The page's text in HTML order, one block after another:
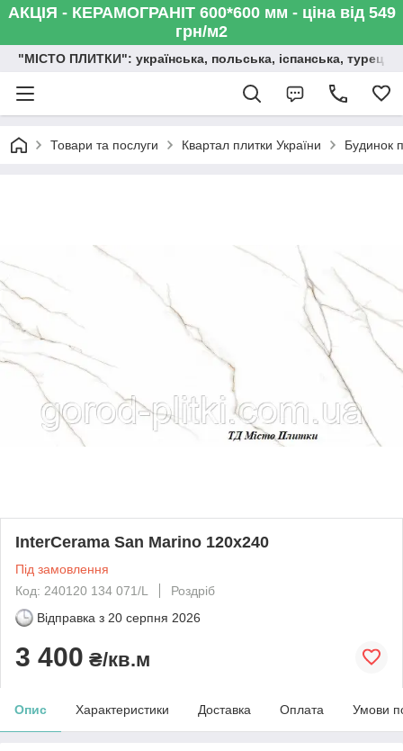
АКЦІЯ - КЕРАМОГРАНІТ 600*600 мм - ціна від 549
грн/м2
"МІСТО ПЛИТКИ": українська, польська, іспанська,
Товари та послуги Квартал плитки України Будинок
InterCerama San Marino 120х240
Під замовлення
Код: 240120 134 071/L
Роздріб
Відправка з 20 серпня 2026
3 400 ₴/кв.м
Опис Характеристики Доставка Оплата Умови